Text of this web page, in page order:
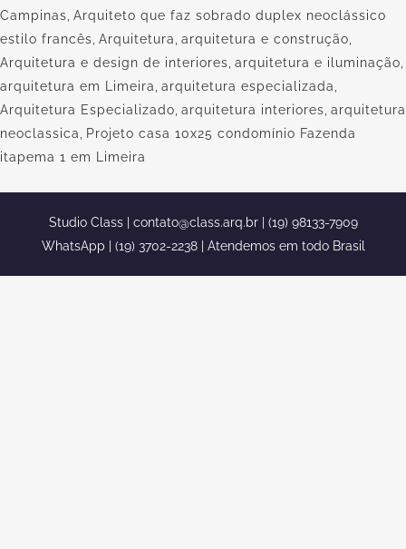
Campinas Arquiteto que faz sobrado duplex neoclássico
estilo francês Arquitetura arquitetura e construção
Arquitetura e design de interiores arquitetura e iluminação
arquitetura em Limeira arquitetura especializada
Arquitetura Especializado arquitetura interiores arquitetura
neoclassica
Projeto casa 10x25 condomínio Fazenda
itapema 1 em Limeira
Studio Class | contato@class.arq.br| (19) 98133-7909
WhatsApp | (19) 3702-2238 | Atendemos em todo Brasil